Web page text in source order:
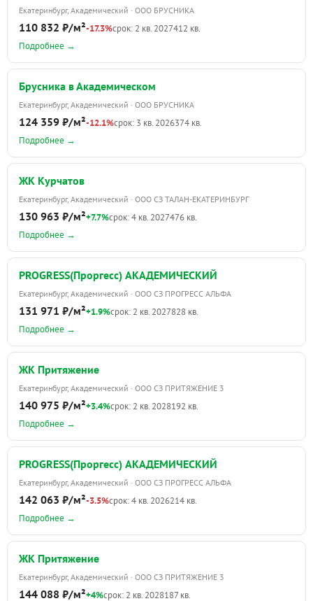
Екатеринбург, Академический · ООО БРУСНИКА
110 832 ₽/м²-17.3%срок: 2 кв. 2027412 кв.
Подробнее →
Брусника в Академическом
Екатеринбург, Академический · ООО БРУСНИКА
124 359 ₽/м²-12.1%срок: 3 кв. 2026374 кв.
Подробнее →
ЖК Курчатов
Екатеринбург, Академический · ООО СЗ ТАЛАН-ЕКАТЕРИНБУРГ
130 963 ₽/м²+7.7%срок: 4 кв. 2027476 кв.
Подробнее →
PROGRESS(Проргесс) АКАДЕМИЧЕСКИЙ
Екатеринбург, Академический · ООО СЗ ПРОГРЕСС АЛЬФА
131 971 ₽/м²+1.9%срок: 2 кв. 2027828 кв.
Подробнее →
ЖК Притяжение
Екатеринбург, Академический · ООО СЗ ПРИТЯЖЕНИЕ 3
140 975 ₽/м²+3.4%срок: 2 кв. 2028192 кв.
Подробнее →
PROGRESS(Проргесс) АКАДЕМИЧЕСКИЙ
Екатеринбург, Академический · ООО СЗ ПРОГРЕСС АЛЬФА
142 063 ₽/м²-3.5%срок: 4 кв. 2026214 кв.
Подробнее →
ЖК Притяжение
Екатеринбург, Академический · ООО СЗ ПРИТЯЖЕНИЕ 3
144 088 ₽/м²+4%срок: 2 кв. 2028187 кв.